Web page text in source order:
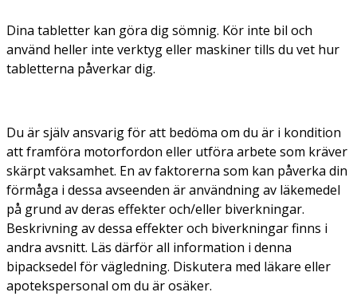
Dina tabletter kan göra dig sömnig. Kör inte bil och
använd heller inte verktyg eller maskiner tills du vet hur
tabletterna påverkar dig.
Du är själv ansvarig för att bedöma om du är i kondition
att framföra motorfordon eller utföra arbete som kräver
skärpt vaksamhet. En av faktorerna som kan påverka din
förmåga i dessa avseenden är användning av läkemedel
på grund av deras effekter och/eller biverkningar.
Beskrivning av dessa effekter och biverkningar finns i
andra avsnitt. Läs därför all information i denna
bipacksedel för vägledning. Diskutera med läkare eller
apotekspersonal om du är osäker.